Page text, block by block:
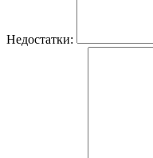
Недостатки: